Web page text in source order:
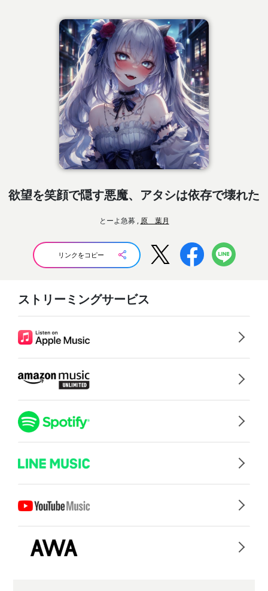
欲望を笑顔で隠す悪魔、アタシは依存で壊れた
とーよ急募 , 原 葉月
リンクをコピー
ストリーミングサービス